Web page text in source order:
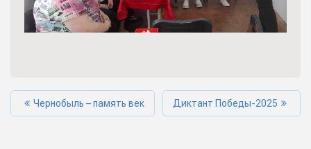
Чернобыль – память век Диктант Победы-2025